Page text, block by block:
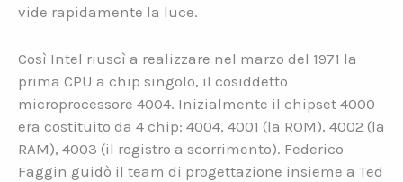
vide rapidamente la luce.
Così Intel riuscì a realizzare nel marzo del 1971 la
prima CPU a chip singolo, il cosiddetto
microprocessore 4004. Inizialmente il chipset 4000
era costituito da 4 chip: 4004, 4001 (la ROM), 4002 (la
RAM), 4003 (il registro a scorrimento). Federico
Faggin guidò il team di progettazione insieme a Ted